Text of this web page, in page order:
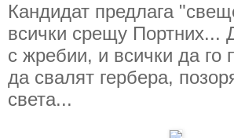
Кандидат предлага
всички срещу Портних...
с жребии, и всички да го
да свалят гербера,
света...